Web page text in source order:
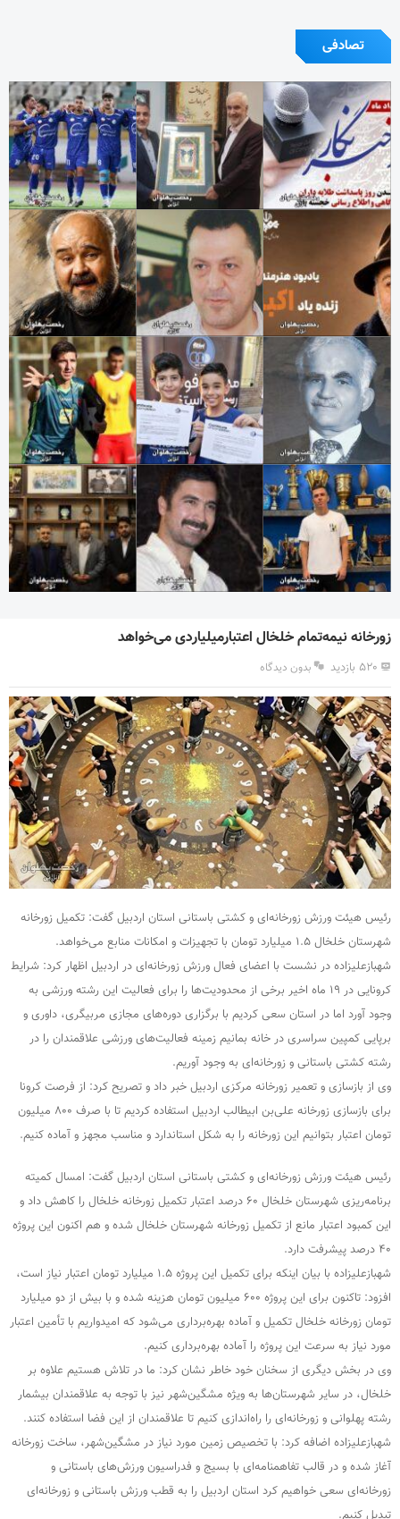
تصادفی
زورخانه نیمه‌تمام خلخال اعتبارمیلیاردی می‌خواهد
۵۲۰ بازدید بدون دیدگاه
رئیس هیئت ورزش زورخانه‌ای و کشتی باستانی استان اردبیل گفت: تکمیل زورخانه
شهرستان خلخال ۱.۵ میلیارد تومان با تجهیزات و امکانات منابع می‌خواهد.
شهبازعلیزاده در نشست با اعضای فعال ورزش زورخانه‌ای در اردبیل اظهار کرد: شرایط
کرونایی در ۱۹ ماه اخیر برخی از محدودیت‌ها را برای فعالیت این رشته ورزشی به
وجود آورد اما در استان سعی کردیم با برگزاری دوره‌های مجازی مربیگری، داوری و
برپایی کمپین سراسری در خانه بمانیم زمینه فعالیت‌های ورزشی علاقمندان را در
رشته کشتی باستانی و زورخانه‌ای به وجود آوریم.
وی از بازسازی و تعمیر زورخانه مرکزی اردبیل خبر داد و تصریح کرد: از فرصت کرونا
برای بازسازی زورخانه علی‌بن ابیطالب اردبیل استفاده کردیم تا با صرف ۸۰۰ میلیون
تومان اعتبار بتوانیم این زورخانه را به شکل استاندارد و مناسب مجهز و آماده کنیم.
رئیس هیئت ورزش زورخانه‌ای و کشتی باستانی استان اردبیل گفت: امسال کمیته
برنامه‌ریزی شهرستان خلخال ۶۰ درصد اعتبار تکمیل زورخانه خلخال را کاهش داد و
این کمبود اعتبار مانع از تکمیل زورخانه شهرستان خلخال شده و هم اکنون این پروژه
۴۰ درصد پیشرفت دارد.
شهبازعلیزاده با بیان اینکه برای تکمیل این پروژه ۱.۵ میلیارد تومان اعتبار نیاز است،
افزود: تاکنون برای این پروژه ۶۰۰ میلیون تومان هزینه شده و با بیش از دو میلیارد
تومان زورخانه خلخال تکمیل و آماده بهره‌برداری می‌شود که امیدواریم با تأمین اعتبار
مورد نیاز به سرعت این پروژه را آماده بهره‌برداری کنیم.
وی در بخش دیگری از سخنان خود خاطر نشان کرد: ما در تلاش هستیم علاوه بر
خلخال، در سایر شهرستان‌ها به ویژه مشگین‌شهر نیز با توجه به علاقمندان بیشمار
رشته پهلوانی و زورخانه‌ای را راه‌اندازی کنیم تا علاقمندان از این فضا استفاده کنند.
شهبازعلیزاده اضافه کرد: با تخصیص زمین مورد نیاز در مشگین‌شهر، ساخت زورخانه
آغاز شده و در قالب تفاهمنامه‌ای با بسیج و فدراسیون ورزش‌های باستانی و
زورخانه‌ای سعی خواهیم کرد استان اردبیل را به قطب ورزش باستانی و زورخانه‌ای